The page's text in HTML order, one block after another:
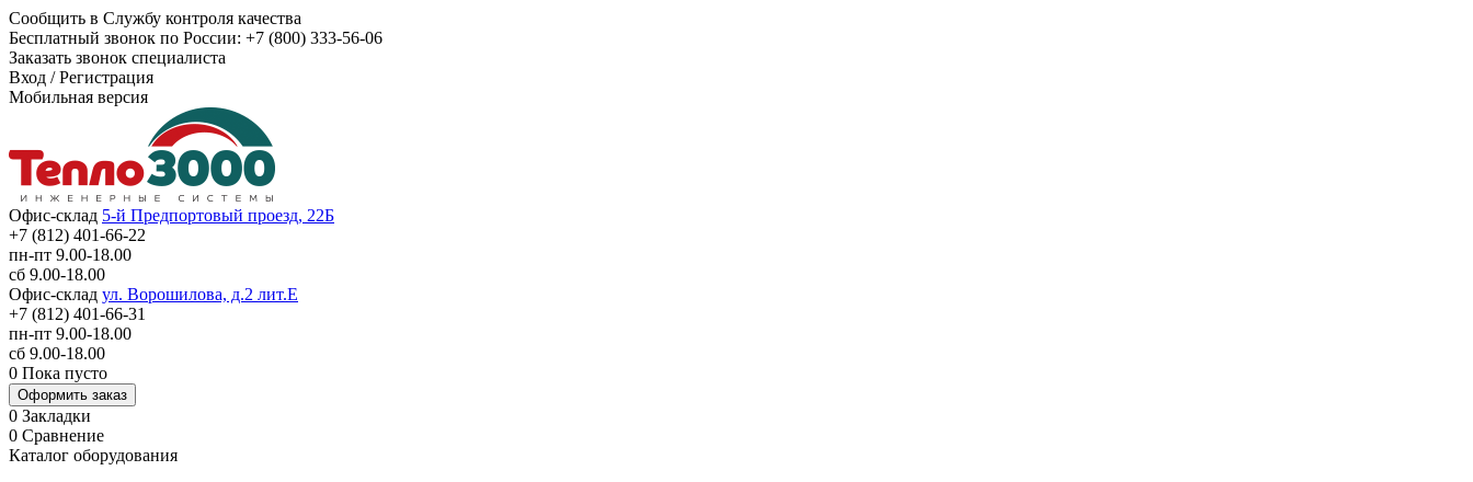
Сообщить в Службу контроля качества
Бесплатный звонок по России: +7 (800) 333-56-06
Заказать звонок специалиста
Вход /Регистрация
Мобильная версия
Офис-склад 5-й Предпортовый проезд, 22Б
+7 (812) 401-66-22
пн-пт 9.00-18.00
сб 9.00-18.00
Офис-склад ул. Ворошилова, д.2 лит.Е
+7 (812) 401-66-31
пн-пт 9.00-18.00
сб 9.00-18.00
0 Пока пусто
Оформить заказ
0 Закладки
0 Сравнение
Каталог оборудования